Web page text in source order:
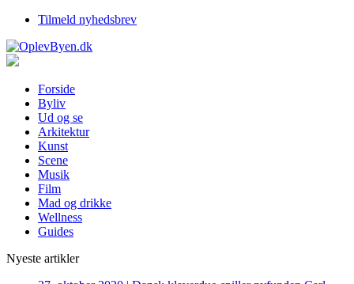
Tilmeld nyhedsbrev
Forside
Byliv
Ud og se
Arkitektur
Kunst
Scene
Musik
Film
Mad og drikke
Wellness
Guides
Nyeste artikler